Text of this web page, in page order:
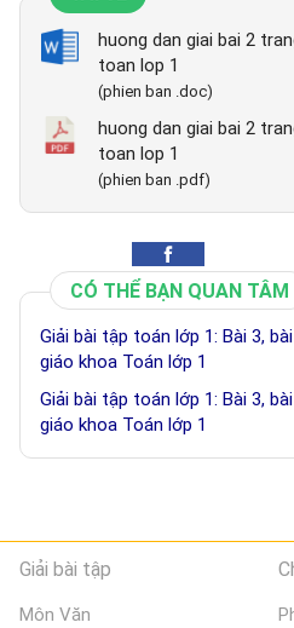
huong dan giai bai 2
toan lop 1
(phien ban .doc)
huong dan giai bai 2
toan lop 1
(phien ban .pdf)
CÓ THỂ BẠN QUAN TÂM
Giải bài tập toán lớp 1: Bài 3,
giáo khoa Toán lớp 1
Giải bài tập toán lớp 1: Bài 3,
giáo khoa Toán lớp 1
Giải bài tập
Môn Văn